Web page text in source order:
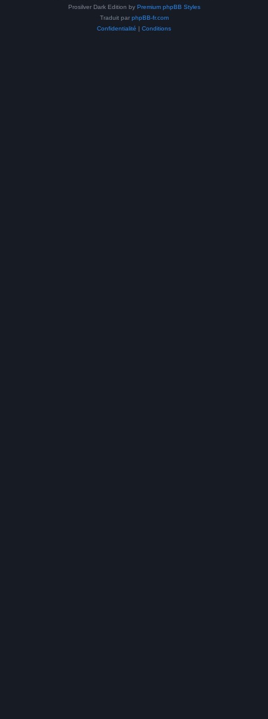
Prosilver Dark Edition by Premium phpBB Styles
Traduit par phpBB-fr.com
Confidentialité | Conditions